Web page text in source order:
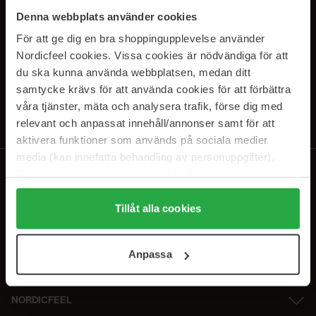
Denna webbplats använder cookies
För att ge dig en bra shoppingupplevelse använder
Nordicfeel cookies. Vissa cookies är nödvändiga för att
du ska kunna använda webbplatsen, medan ditt
samtycke krävs för att använda cookies för att förbättra
våra tjänster, mäta och analysera trafik, förse dig med
relevant och anpassat innehåll/annonser samt för att
aktivera funktioner som används på sociala medier
media (kan innefatta behandling av personuppgifter).
Genom att trycka på "Tillåt alla cookies" accepterar du
alla cookies, medan du under "Detaljer" kan anpassa
användningen av cookies. Du kan när som helst återkalla
samt vår Integritetspolicy.
Tillåt alla cookies
Anpassa
SUBSCRIBE TO OUR
NEWSLETTER
Ved å abonnere godtar du vårpersonvernerklæring. Du kan melde deg
av når som helst.
NORDICFEEL